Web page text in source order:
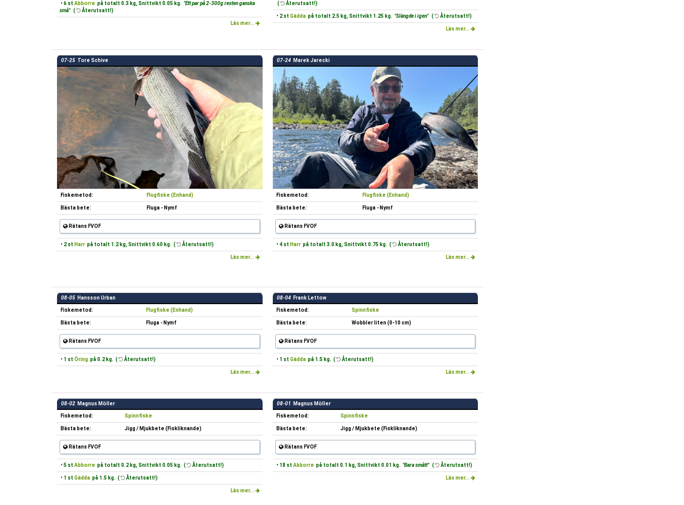
• 6 st Abborre på totalt 0.3 kg, Snittvikt 0.05 kg. "Ett par på 2-300g resten ganska
små" ( Återutsatt!)
Läs mer...
(
Återutsatt!)
• 2 st Gädda på totalt 2.5 kg, Snittvikt 1.25 kg. "Slängde i igen" ( Återutsatt!)
Läs mer...
07-25 Tore Schive
Fiskemetod: Flugfiske (Enhand)
Bästa bete: Fluga - Nymf
Rätans FVOF
• 2 st Harr på totalt 1.2 kg, Snittvikt 0.60 kg. ( Återutsatt!)
Läs mer...
07-24 Marek Jarecki
Fiskemetod: Flugfiske (Enhand)
Bästa bete: Fluga - Nymf
Rätans FVOF
• 4 st Harr på totalt 3.0 kg, Snittvikt 0.75 kg. ( Återutsatt!)
Läs mer...
08-05 Hansson Urban
Fiskemetod: Flugfiske (Enhand)
Bästa bete: Fluga - Nymf
Rätans FVOF
• 1 st Öring på 0.2 kg. ( Återutsatt!)
Läs mer...
08-04 Frank Lettow
Fiskemetod: Spinnfiske
Bästa bete: Wobbler liten (0-10 cm)
Rätans FVOF
• 1 st Gädda på 1.5 kg. ( Återutsatt!)
Läs mer...
08-02 Magnus Möller
Fiskemetod: Spinnfiske
Bästa bete: Jigg / Mjukbete (Fiskliknande)
Rätans FVOF
• 5 st Abborre på totalt 0.2 kg, Snittvikt 0.05 kg. ( Återutsatt!)
• 1 st Gädda på 1.5 kg. ( Återutsatt!)
Läs mer...
08-01 Magnus Möller
Fiskemetod: Spinnfiske
Bästa bete: Jigg / Mjukbete (Fiskliknande)
Rätans FVOF
• 18 st Abborre på totalt 0.1 kg, Snittvikt 0.01 kg. "Bara smått" ( Återutsatt!)
Läs mer...